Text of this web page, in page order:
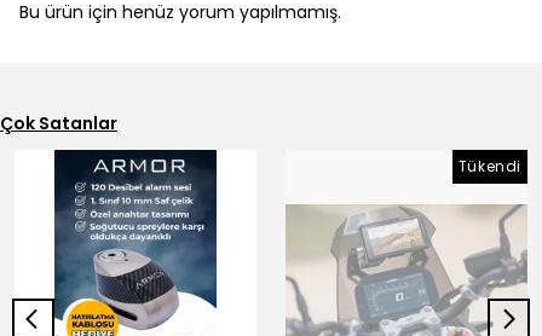
Bu ürün için henüz yorum yapılmamış.
Çok Satanlar
Tükendi